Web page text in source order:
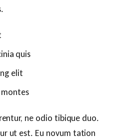
quis
elit
ne odio tibique duo.
ut est. Eu novum tation